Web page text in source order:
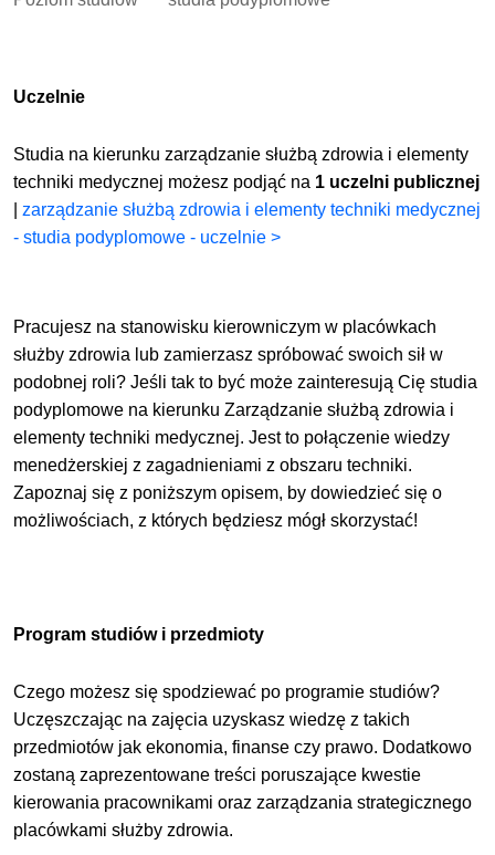
Uczelnie
Studia na kierunku zarządzanie służbą zdrowia i elementy
techniki medycznej możesz podjąć na 1 uczelni publicznej
|zarządzanie służbą zdrowia i elementy techniki medycznej
- studia podyplomowe - uczelnie >
Pracujesz na stanowisku kierowniczym w placówkach
służby zdrowia lub zamierzasz spróbować swoich sił w
podobnej roli? Jeśli tak to być może zainteresują Cię studia
podyplomowe na kierunku Zarządzanie służbą zdrowia i
elementy techniki medycznej. Jest to połączenie wiedzy
menedżerskiej z zagadnieniami z obszaru techniki.
Zapoznaj się z poniższym opisem, by dowiedzieć się o
możliwościach, z których będziesz mógł skorzystać!
Program studiów i przedmioty
Czego możesz się spodziewać po programie studiów?
Uczęszczając na zajęcia uzyskasz wiedzę z takich
przedmiotów jak ekonomia, finanse czy prawo. Dodatkowo
zostaną zaprezentowane treści poruszające kwestie
kierowania pracownikami oraz zarządzania strategicznego
placówkami służby zdrowia.